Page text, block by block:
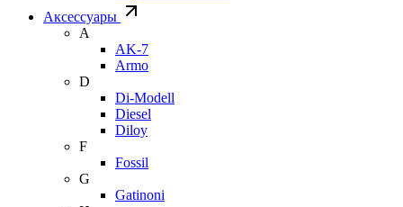
Аксессуары
A
AK-7
Armo
D
Di-Modell
Diesel
Diloy
F
Fossil
G
Gatinoni